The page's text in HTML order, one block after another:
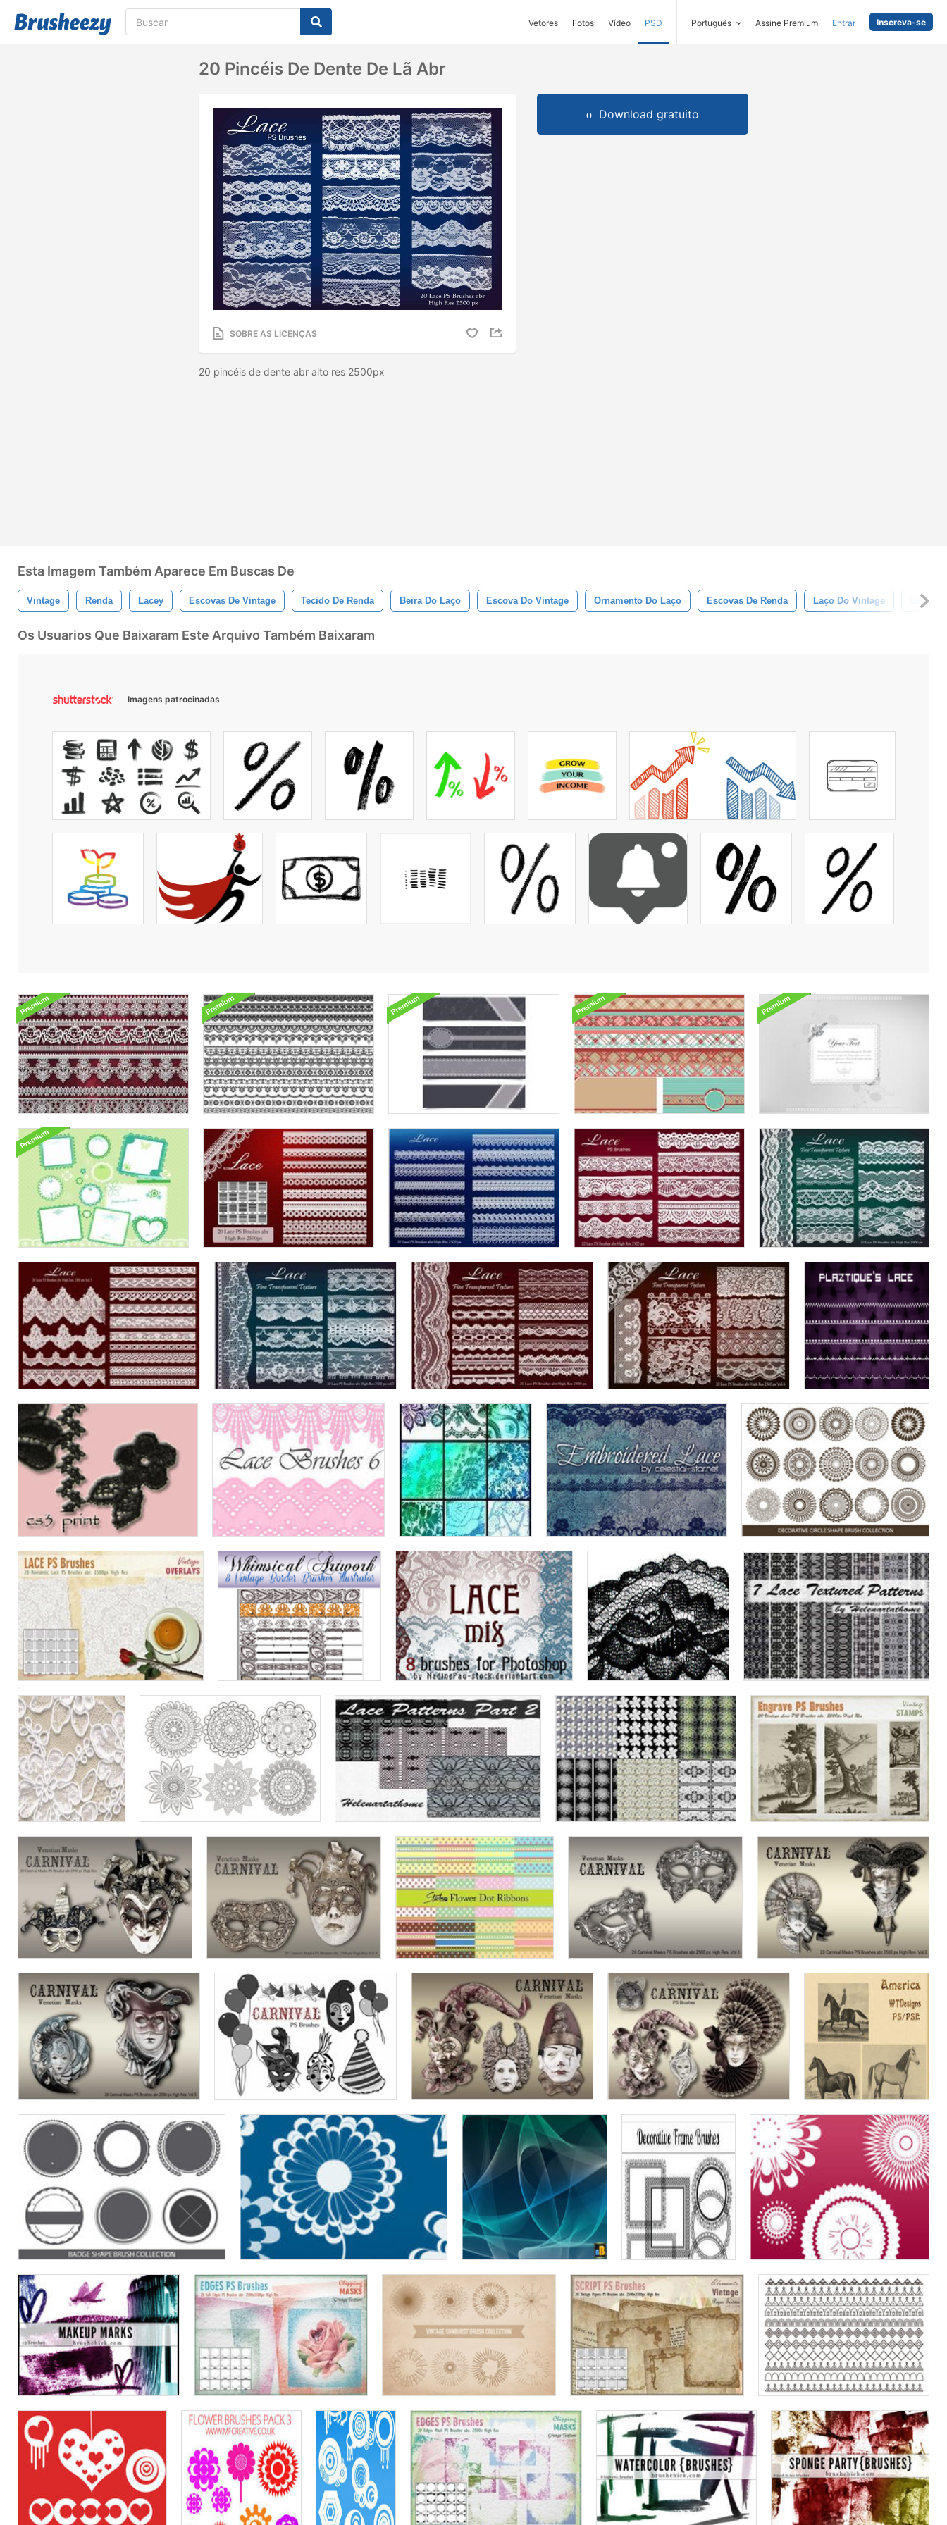
Vetores Fotos Vídeo PSD Português Assine Premium Entrar Inscreva-se
20 Pincéis De Dente De Lã Abr
SOBRE AS LICENÇAS
20 pincéis de dente abr alto res 2500px
Download gratuito
Esta Imagem Também Aparece Em Buscas De
Vintage Renda Lacey Escovas De Vintage Tecido De Renda Beira Do Laço Escova Do Vintage Ornamento Do Laço Escovas De Renda Laço Do Vintage
Os Usuarios Que Baixaram Este Arquivo Também Baixaram
Imagens patrocinadas